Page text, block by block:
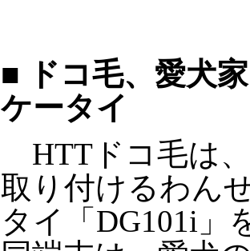
■ ドコ毛、愛犬
ケータイ
HTTドコ毛は
取り付けるわん
タイ「DG101i」